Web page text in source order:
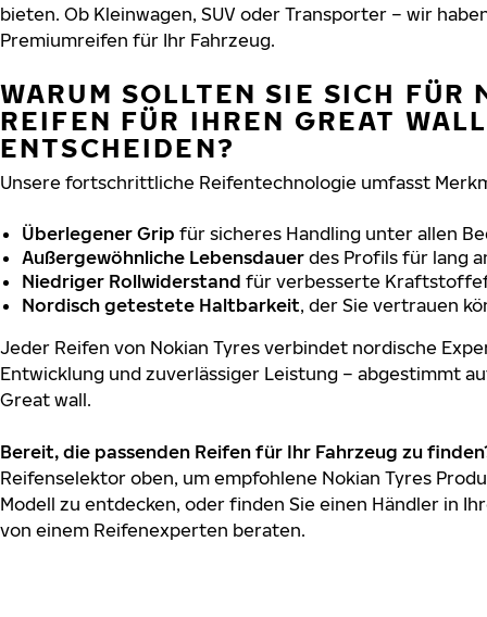
bieten. Ob Kleinwagen, SUV oder Transporter – wir
Premiumreifen für Ihr Fahrzeug.
WARUM SOLLTEN SIE SICH FÜR
REIFEN FÜR IHREN GREAT WALL
ENTSCHEIDEN?
Unsere fortschrittliche Reifentechnologie umfasst
Überlegener Grip für sicheres Handling unter allen
Außergewöhnliche Lebensdauer des Profils für lang
Niedriger Rollwiderstand für verbesserte
Nordisch getestete Haltbarkeit, der Sie vertrauen
Jeder Reifen von Nokian Tyres verbindet nordische
Entwicklung und zuverlässiger Leistung – abgestimmt
Great wall.
Bereit, die passenden Reifen für Ihr Fahrzeug zu
Reifenselektor oben, um empfohlene Nokian Tyres
Modell zu entdecken, oder finden Sie einen Händler in
von einem Reifenexperten beraten.